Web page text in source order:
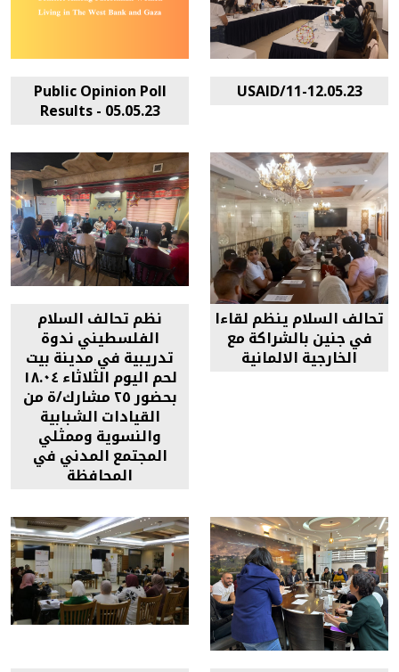
11-12.05.23/USAID
Public Opinion Poll
Results - 05.05.23
تحالف السلام ينظم لقاءا
في جنين بالشراكة مع
الخارجية الالمانية
نظم تحالف السلام
الفلسطيني ندوة
تدريبية في مدينة بيت
لحم اليوم الثلاثاء ١٨.٠٤
بحضور ٢٥ مشارك/ة من
القيادات الشبابية
والنسوية وممثلي
المجتمع المدني في
المحافظة